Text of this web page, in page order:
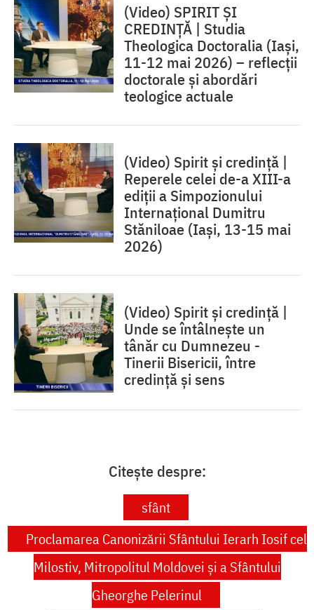
(Video) SPIRIT ȘI
CREDINȚĂ | Studia
Theologica Doctoralia (Iaşi,
11-12 mai 2026) – reflecţii
doctorale şi abordări
teologice actuale
(Video) Spirit și credință |
Reperele celei de-a XIII-a
ediții a Simpozionului
Internațional Dumitru
Stăniloae (Iaşi, 13-15 mai
2026)
(Video) Spirit și credință |
Unde se întâlnește un
tânăr cu Dumnezeu -
Tinerii Bisericii, între
credinţă şi sens
Citește despre:
sfânt
Proclamarea Canonizării Sfântului Ierarh Iosif cel
Milostiv, Mitropolitul Moldovei și a Sfântului
Gheorghe Pelerinul